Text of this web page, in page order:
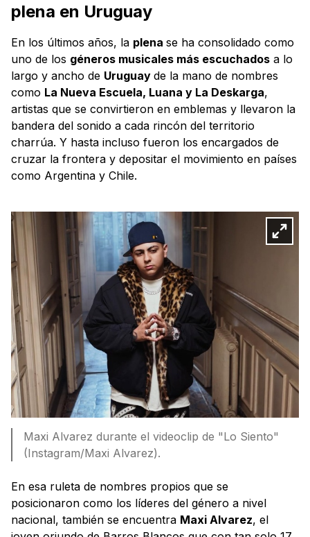
plena en Uruguay
En los últimos años, la plena se ha consolidado como
uno de los géneros musicales más escuchados a lo
largo y ancho de Uruguay de la mano de nombres
como La Nueva Escuela, Luana y La Deskarga,
artistas que se convirtieron en emblemas y llevaron la
bandera del sonido a cada rincón del territorio
charrúa. Y hasta incluso fueron los encargados de
cruzar la frontera y depositar el movimiento en países
como Argentina y Chile.
Maxi Alvarez durante el videoclip de "Lo Siento"
(Instagram/Maxi Alvarez).
En esa ruleta de nombres propios que se
posicionaron como los líderes del género a nivel
nacional, también se encuentra Maxi Alvarez, el